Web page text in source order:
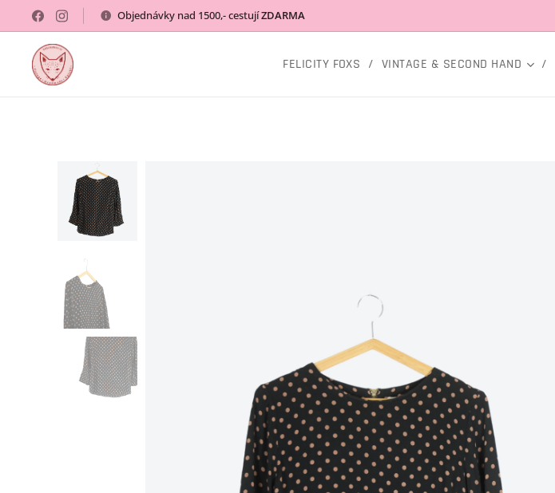
Objednávky nad 1500,- cestujíZDARMA
FELICITY FOXS VINTAGE & SECOND HAND